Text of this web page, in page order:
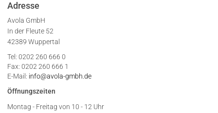
Adresse
Avola GmbH
In der Fleute 52
42389 Wuppertal
Tel: 0202 260 666 0
Fax: 0202 260 666 1
E-Mail: info@avola-gmbh.de
Öffnungszeiten
Montag - Freitag von 10 - 12 Uhr